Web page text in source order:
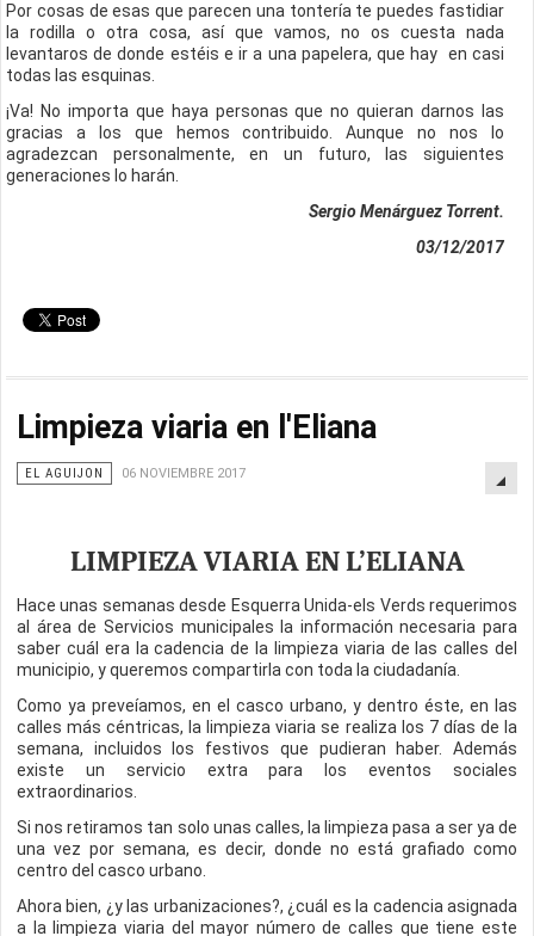
Por cosas de esas que parecen una tontería te puedes fastidiar
la rodilla o otra cosa, así que vamos, no os cuesta nada
levantaros de donde estéis e ir a una papelera, que hay en casi
todas las esquinas.
¡Va! No importa que haya personas que no quieran darnos las
gracias a los que hemos contribuido. Aunque no nos lo
agradezcan personalmente, en un futuro, las siguientes
generaciones lo harán.
Sergio Menárguez Torrent.
03/12/2017
Limpieza viaria en l'Eliana
EL AGUIJON 06 NOVIEMBRE 2017
LIMPIEZA VIARIA EN L’ELIANA
Hace unas semanas desde Esquerra Unida-els Verds requerimos
al área de Servicios municipales la información necesaria para
saber cuál era la cadencia de la limpieza viaria de las calles del
municipio, y queremos compartirla con toda la ciudadanía.
Como ya preveíamos, en el casco urbano, y dentro éste, en las
calles más céntricas, la limpieza viaria se realiza los 7 días de la
semana, incluidos los festivos que pudieran haber. Además
existe un servicio extra para los eventos sociales
extraordinarios.
Si nos retiramos tan solo unas calles, la limpieza pasa a ser ya de
una vez por semana, es decir, donde no está grafiado como
centro del casco urbano.
Ahora bien, ¿y las urbanizaciones?, ¿cuál es la cadencia asignada
a la limpieza viaria del mayor número de calles que tiene este